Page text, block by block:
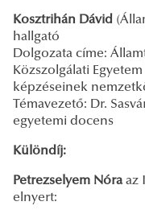
Kosztrihán Dávid
hallgató
Dolgozata címe:
Közszolgálati
képzéseinek
Témavezető: Dr.
egyetemi docens
Különdíj:
Petrezselyem Nóraaz
elnyert: